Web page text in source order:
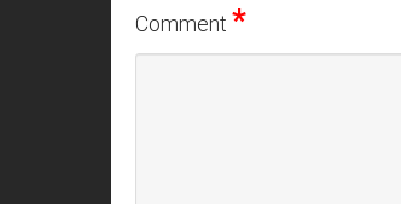
Comment *